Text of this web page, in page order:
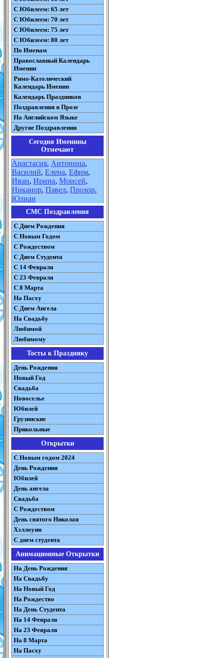
С Юбилеем: 65 лет
С Юбилеем: 70 лет
С Юбилеем: 75 лет
С Юбилеем: 80 лет
По Именам
Православный Календарь
Именин
Римо-Католический
Календарь Именин
Календарь Праздников
Поздравления в Прозе
На Английском Языке
Другие Поздравления
Сегодня Именины
Отмечают
Анастасия, Антонина,
Василий, Елена, Ефим,
Иван, Ирина, Моисей,
Никанор, Павел, Прохор,
Юлиан
СМС Поздравления
С Днем Рождения
С Новым Годом
С Рождеством
C Днем Студента
С 14 Февраля
С 23 Февраля
С 8 Марта
На Пасху
C Днем Ангела
На Свадьбу
Любимой
Любимому
Тосты к Празднику
День Рождения
Новый Год
Свадьба
Новоселье
Юбилей
Грузинские
Прикольные
Открытки
С Новым годом 2024
День Рождения
Юбилей
День ангела
Свадьба
С Рождеством
День святого Николая
Хэллоуин
С днем студента
Анимационные Открытки
На День Рождения
На Свадьбу
На Новый Год
На Рождество
На День Студента
На 14 Февраля
На 23 Февраля
На 8 Марта
На Пасху